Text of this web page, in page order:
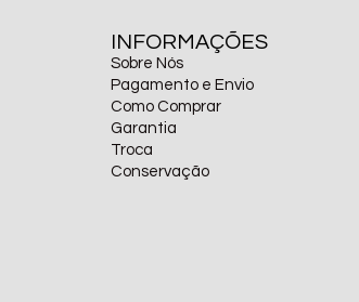
INFORMAÇÕES
Sobre Nós
Pagamento e Envio
Como Comprar
Garantia
Troca
Conservação